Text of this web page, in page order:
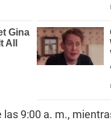
9:00 a. m.,